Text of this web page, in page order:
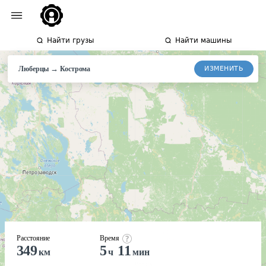
Найти грузы Найти машины
Люберцы →Кострома ИЗМЕНИТЬ
Расстояние
349км
Время
5 ч 11 мин